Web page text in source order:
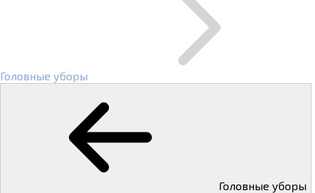
Головные уборы
Головные уборы